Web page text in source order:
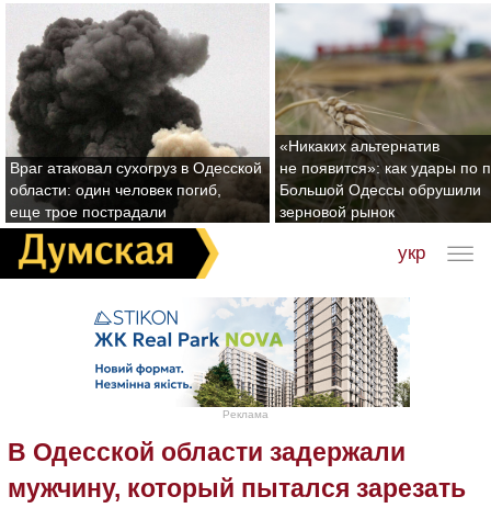
Враг атаковал сухогруз в Одесской
области: один человек погиб,
еще трое пострадали
«Никаких альтернатив
не появится»: как удары по
Большой Одессы обрушили
зерновой рынок
укр
Реклама
В Одесской области задержали
мужчину, который пытался зарезать